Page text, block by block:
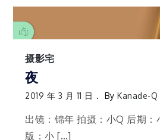
摄影宅
夜
2019 年 3 月 11 日 By Kanade-Q
出镜：锦年 拍摄：小Q 后期：
版：小 […]